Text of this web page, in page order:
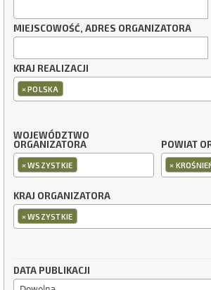
MIEJSCOWOŚĆ, ADRES ORGANIZATORA
KRAJ REALIZACJI
×POLSKA
WOJEWÓDZTWO
ORGANIZATORA
×WSZYSTKIE
POWIAT
×
KRAJ ORGANIZATORA
×WSZYSTKIE
DATA PUBLIKACJI